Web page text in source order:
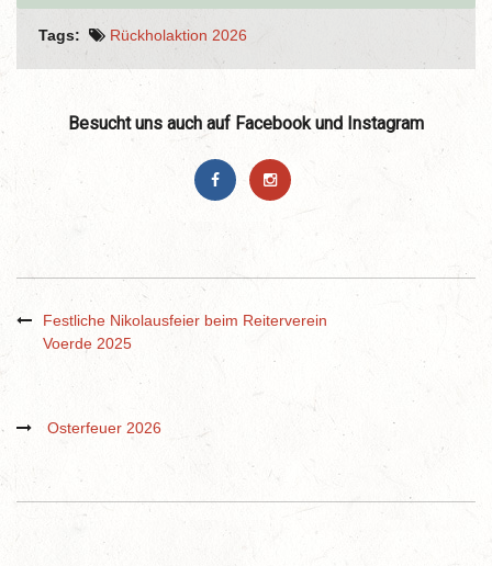
Tags: Rückholaktion 2026
Besucht uns auch auf Facebook und Instagram
Festliche Nikolausfeier beim Reiterverein
Voerde 2025
Osterfeuer 2026